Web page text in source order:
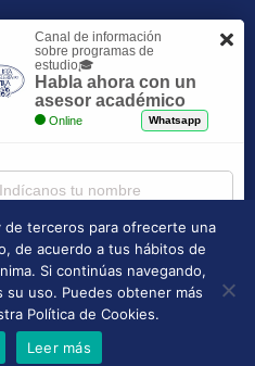
Política de Cookies
Tablón de anuncios
de Sevilla | 2026 | Todos los
reservados
de terceros para ofrecerte una
de acuerdo a tus hábitos de
Si continúas navegando,
su uso. Puedes obtener más
Política de Cookies.
Leer más
Canal de información
sobre programas de
estudio🎓
Habla ahora con un
asesor académico
Online Whatsapp
Comenzar chat